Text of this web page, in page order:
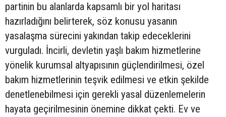
partinin bu alanlarda kapsamlı bir yol haritası
hazırladığını belirterek, söz konusu yasanın
yasalaşma sürecini yakından takip edeceklerini
vurguladı. İncirli, devletin yaşlı bakım hizmetlerine
yönelik kurumsal altyapısının güçlendirilmesi, özel
bakım hizmetlerinin teşvik edilmesi ve etkin şekilde
denetlenebilmesi için gerekli yasal düzenlemelerin
hayata geçirilmesinin önemine dikkat çekti. Ev ve